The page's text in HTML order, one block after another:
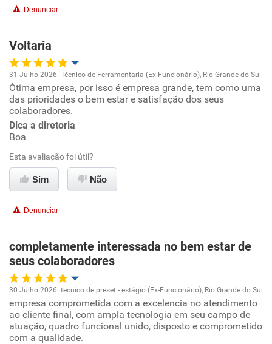
Recomenda a diretoria
Denunciar
Voltaria
Oportunidade de promoção
Benefícios
Recomenda esta empresa
Recomenda a diretoria
31 Julho 2026. Técnico de Ferramentaria (Ex-Funcionário), Rio Grande do Sul
Ótima empresa, por isso é empresa grande, tem como uma
das prioridades o bem estar e satisfação dos seus
colaboradores.
Dica a diretoria
Boa
Esta avaliação foi útil?
Sim Não
Denunciar
completamente interessada no bem estar de
seus colaboradores
Oportunidade de promoção
Ambiente de trabalho
30 Julho 2026. tecnico de preset - estágio (Ex-Funcionário), Rio Grande do Sul
empresa comprometida com a excelencia no atendimento
ao cliente final, com ampla tecnologia em seu campo de
atuação, quadro funcional unido, disposto e comprometido
com a qualidade.